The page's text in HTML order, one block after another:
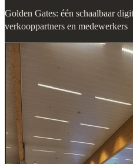
Golden Gates: één schaalbaar
verkooppartners en medewerkers